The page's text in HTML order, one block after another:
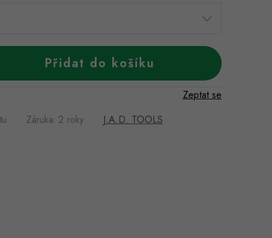
Přidat do košíku
Záruka: 2 roky J.A.D. TOOLS
Zeptat se